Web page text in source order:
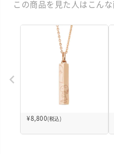
この商品を見た人はこん
¥8,800 (税込)